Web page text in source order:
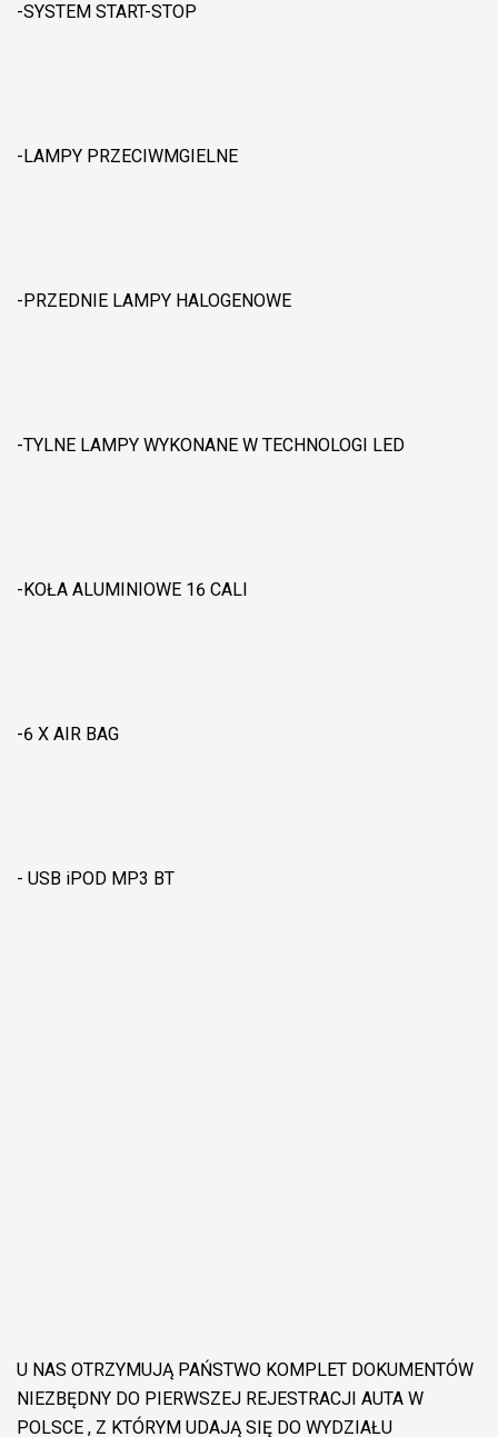
-SYSTEM START-STOP
-LAMPY PRZECIWMGIELNE
-PRZEDNIE LAMPY HALOGENOWE
-TYLNE LAMPY WYKONANE W TECHNOLOGI LED
-KOŁA ALUMINIOWE 16 CALI
-6 X AIR BAG
- USB iPOD MP3 BT
U NAS OTRZYMUJĄ PAŃSTWO KOMPLET DOKUMENTÓW
NIEZBĘDNY DO PIERWSZEJ REJESTRACJI AUTA W
POLSCE , Z KTÓRYM UDAJĄ SIĘ DO WYDZIAŁU